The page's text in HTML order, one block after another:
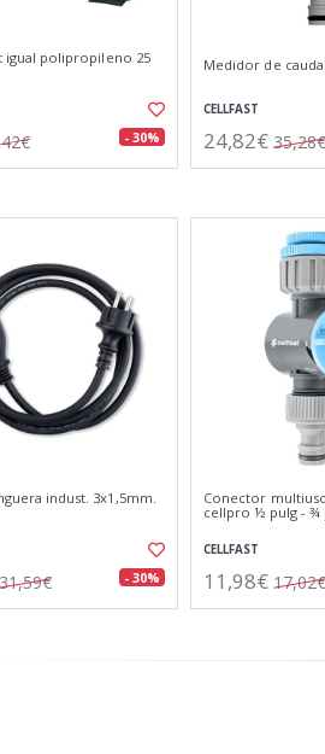
igual polipropileno 25
- 30%
Medidor de
CELLFAST
24,82€ 35,28€
indust. 3x1,5mm.
31,59€ - 30%
Conector
cellpro ½ pulg - ¾
CELLFAST
11,98€ 17,02€